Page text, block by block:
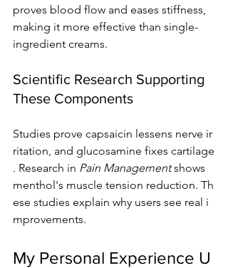
proves blood flow and eases stiffness,
making it more effective than single-
ingredient creams.
Scientific Research Supporting
These Components
Studies prove capsaicin lessens nerve ir
ritation, and glucosamine fixes cartilage
. Research in Pain Management shows
menthol's muscle tension reduction. Th
ese studies explain why users see real i
mprovements.
My Personal Experience U